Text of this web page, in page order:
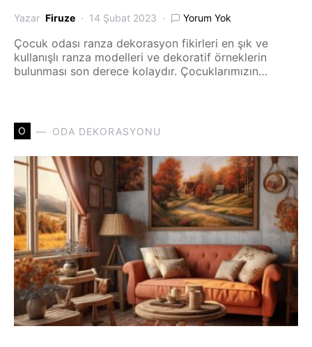
Yazar Firuze 14 Şubat 2023 Yorum Yok
Çocuk odası ranza dekorasyon fikirleri en şık ve
kullanışlı ranza modelleri ve dekoratif örneklerin
bulunması son derece kolaydır. Çocuklarımızın…
O ODA DEKORASYONU